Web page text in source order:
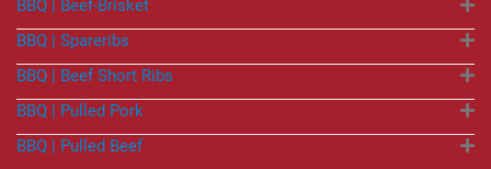
BBQ | Beef-Brisket
BBQ | Spareribs
BBQ | Beef Short Ribs
BBQ | Pulled Pork
BBQ | Pulled Beef